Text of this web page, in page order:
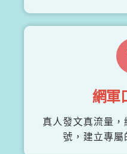
網軍
真人發文真流量
號，建立專屬